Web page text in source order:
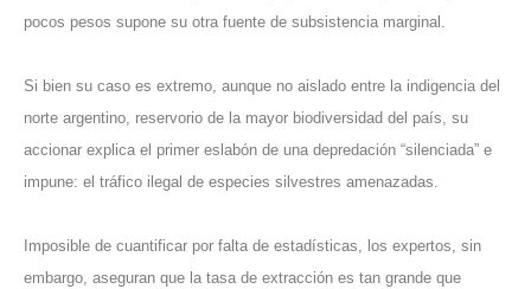
pocos pesos supone su otra fuente de subsistencia marginal.
Si bien su caso es extremo, aunque no aislado entre la indigencia del
norte argentino, reservorio de la mayor biodiversidad del país, su
accionar explica el primer eslabón de una depredación “silenciada” e
impune: el tráfico ilegal de especies silvestres amenazadas.
Imposible de cuantificar por falta de estadísticas, los expertos, sin
embargo, aseguran que la tasa de extracción es tan grande que